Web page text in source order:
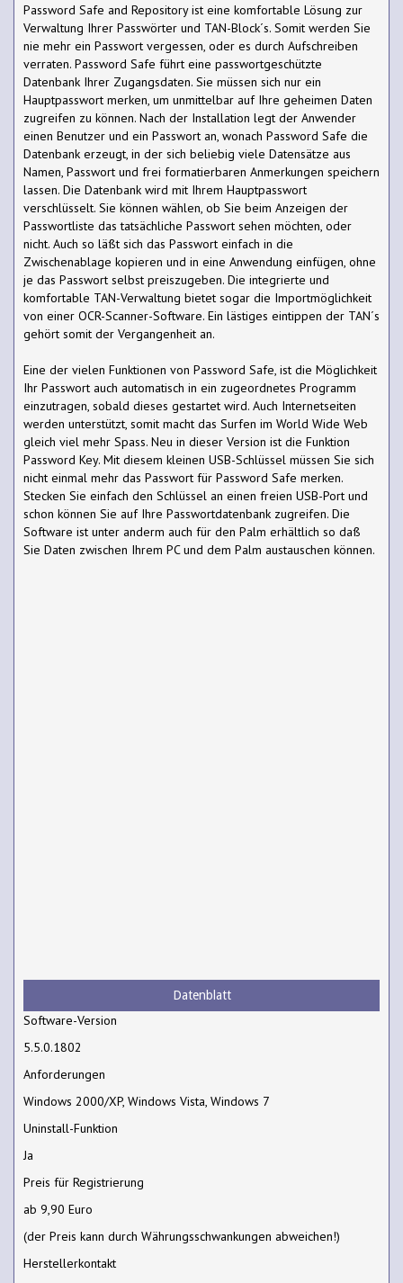
Password Safe and Repository ist eine komfortable Lösung zur
Verwaltung Ihrer Passwörter und TAN-Block´s. Somit werden Sie
nie mehr ein Passwort vergessen, oder es durch Aufschreiben
verraten. Password Safe führt eine passwortgeschützte
Datenbank Ihrer Zugangsdaten. Sie müssen sich nur ein
Hauptpasswort merken, um unmittelbar auf Ihre geheimen Daten
zugreifen zu können. Nach der Installation legt der Anwender
einen Benutzer und ein Passwort an, wonach Password Safe die
Datenbank erzeugt, in der sich beliebig viele Datensätze aus
Namen, Passwort und frei formatierbaren Anmerkungen speichern
lassen. Die Datenbank wird mit Ihrem Hauptpasswort
verschlüsselt. Sie können wählen, ob Sie beim Anzeigen der
Passwortliste das tatsächliche Passwort sehen möchten, oder
nicht. Auch so läßt sich das Passwort einfach in die
Zwischenablage kopieren und in eine Anwendung einfügen, ohne
je das Passwort selbst preiszugeben. Die integrierte und
komfortable TAN-Verwaltung bietet sogar die Importmöglichkeit
von einer OCR-Scanner-Software. Ein lästiges eintippen der TAN´s
gehört somit der Vergangenheit an.
Eine der vielen Funktionen von Password Safe, ist die Möglichkeit
Ihr Passwort auch automatisch in ein zugeordnetes Programm
einzutragen, sobald dieses gestartet wird. Auch Internetseiten
werden unterstützt, somit macht das Surfen im World Wide Web
gleich viel mehr Spass. Neu in dieser Version ist die Funktion
Password Key. Mit diesem kleinen USB-Schlüssel müssen Sie sich
nicht einmal mehr das Passwort für Password Safe merken.
Stecken Sie einfach den Schlüssel an einen freien USB-Port und
schon können Sie auf Ihre Passwortdatenbank zugreifen. Die
Software ist unter anderm auch für den Palm erhältlich so daß
Sie Daten zwischen Ihrem PC und dem Palm austauschen können.
Datenblatt
Software-Version
5.5.0.1802
Anforderungen
Windows 2000/XP, Windows Vista, Windows 7
Uninstall-Funktion
Ja
Preis für Registrierung
ab 9,90 Euro
(der Preis kann durch Währungsschwankungen abweichen!)
Herstellerkontakt